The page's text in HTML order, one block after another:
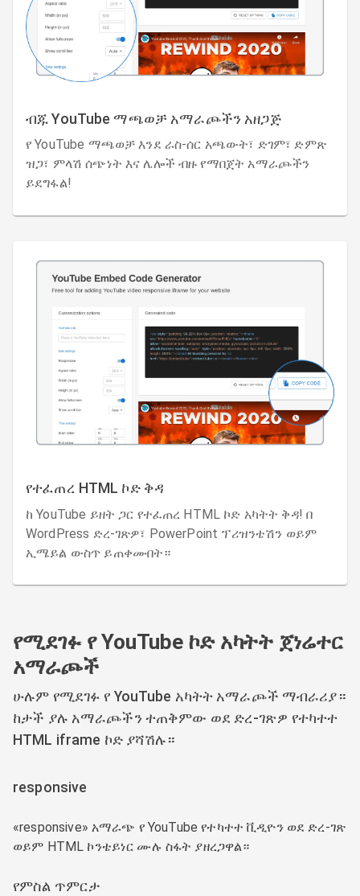
ብጁ YouTube ማጫወቻ አማራጮችን አዘጋጅ
የ YouTube ማጫወቻ እንደ ራስ-ሰር አጫውት፣ ድገም፣ ድምጽ
ዝጋ፣ ምላሽ ሰጭነት እና ሌሎች ብዙ የማበጀት አማራጮችን
ይደግፋል!
የተፈጠረ HTML ኮድ ቅዳ
ከ YouTube ይዘት ጋር የተፈጠረ HTML ኮድ አካትት ቅዳ! በ
WordPress ድረ-ገጽዎ፣ PowerPoint ፕሪዝንቴሽን ወይም
ኢሜይል ውስጥ ይጠቀሙበት።
የሚደገፉ የ YouTube ኮድ አካትት ጀነሬተር
አማራጮች
ሁሉም የሚደገፉ የ YouTube አካትት አማራጮች ማብራሪያ።
ከታች ያሉ አማራጮችን ተጠቅምው ወደ ድረ-ገጽዎ የተካተተ
HTML iframe ኮድ ያሻሽሉ።
responsive
«responsive» አማራጭ የ YouTube የተካተተ ቪዲዮን ወደ ድረ-ገጽ
ወይም HTML ኮንቴይነር ሙሉ ስፋት ያዘረጋዋል።
የምስል ጥምርታ